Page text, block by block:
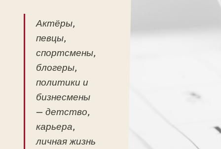
Актёры,
певцы,
спортсмены,
блогеры,
политики и
бизнесмены
— детство,
карьера,
личная жизнь